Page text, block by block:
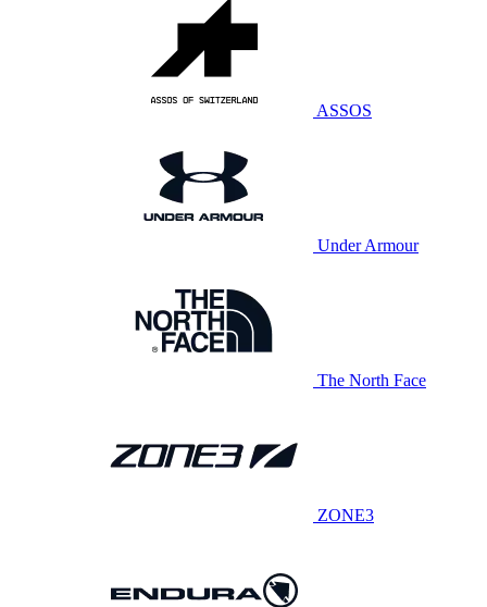
ASSOS
Under Armour
The North Face
ZONE3